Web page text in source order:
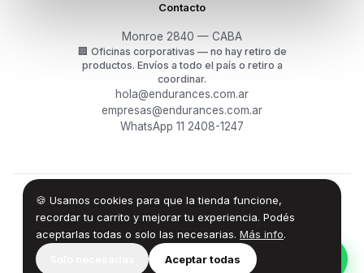
🍪 Usamos cookies para que la tienda funcione,
recordar tu carrito y mejorar tu experiencia. Podés
aceptarlas todas o solo las necesarias. Más info.
Aceptar todas
Contacto
Monroe 2840 — CABA
🏢 Oficinas corporativas — no hay retiro de
productos. Envíos a todo el país o retiro a
coordinar.
hola@endurances.com.ar
empresas@endurances.com.ar
WhatsApp 11 2408-1247
© 2026Endurances Technology SA · CUIT 30-71861942-0
Términos·Privacidad ·Devoluciones
100% Design by — Endurances IT